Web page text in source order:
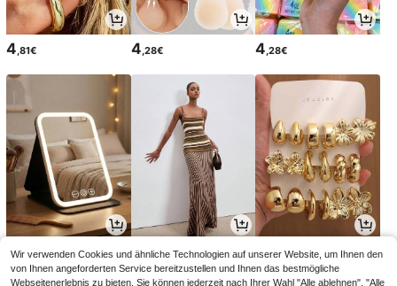
4,81€ 4,28€ 4,28€
3,98€ 22,49€ 4,60€
Wir verwenden Cookies und ähnliche Technologien auf unserer Website, um Ihnen den
von Ihnen angeforderten Service bereitzustellen und Ihnen das bestmögliche
Webseitenerlebnis zu bieten. Sie können jederzeit nach Ihrer Wahl "Alle ablehnen", "Alle